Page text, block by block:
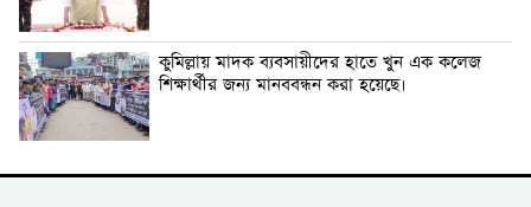
কুমিল্লায় মাদক ব্যবসায়ীদের হাতে খুন এক কলেজ
শিক্ষার্থীর জন্য মানববন্ধন করা হয়েছে।